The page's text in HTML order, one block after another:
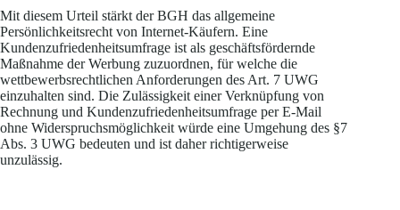
Mit diesem Urteil stärkt der BGH das allgemeine
Persönlichkeitsrecht von Internet-Käufern. Eine
Kundenzufriedenheitsumfrage ist als geschäftsfördernde
Maßnahme der Werbung zuzuordnen, für welche die
wettbewerbsrechtlichen Anforderungen des Art. 7 UWG
einzuhalten sind. Die Zulässigkeit einer Verknüpfung von
Rechnung und Kundenzufriedenheitsumfrage per E-Mail
ohne Widerspruchsmöglichkeit würde eine Umgehung des §7
Abs. 3 UWG bedeuten und ist daher richtigerweise
unzulässig.